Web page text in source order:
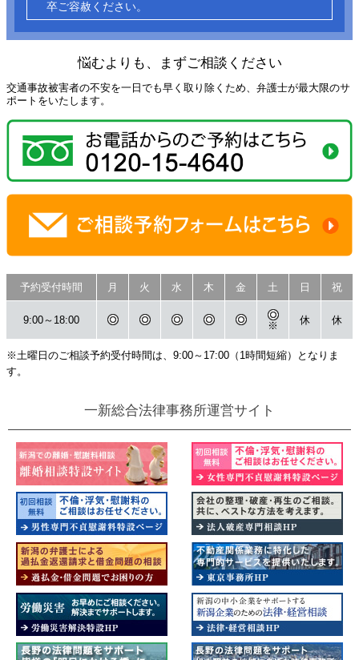
卒ご容赦ください。​
悩むよりも、まずご相談ください
交通事故被害者の不安を一日でも早く取り除くため、弁護士が最大限のサ
ポートをいたします。
予約受付時間 月 火 水 木 金 土 日 祝
9:00～18:00 ※ 休 休
※土曜日のご相談予約受付時間は、9:00～17:00（1時間短縮）となりま
す。
一新総合法律事務所運営サイト